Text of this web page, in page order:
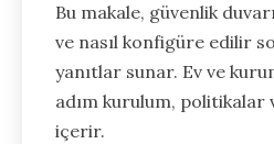
Bu makale, güvenlik
ve nasıl konfigüre edilir
yanıtlar sunar. Ev ve
adım kurulum, politikalar
içerir.